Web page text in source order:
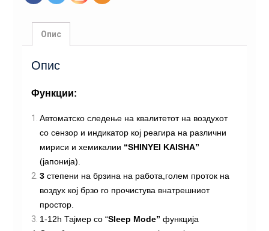
Опис
Опис
Функции:
Автоматско следење на квалитетот на воздухот
со сензор и индикатор кој реагира на различни
мириси и хемикалии “SHINYEI KAISHA”
(јапонија).
3степени на брзина на работа,голем проток на
воздух кој брзо го прочистува внатрешниот
простор.
1-12h Тајмер со “Sleep Mode” функција